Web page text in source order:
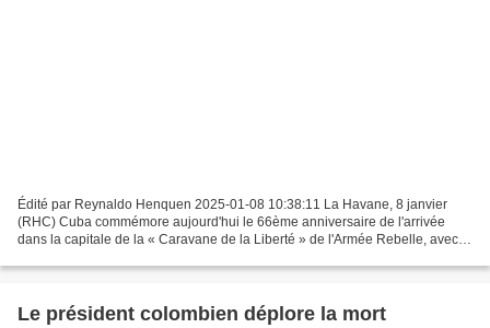
Édité par Reynaldo Henquen 2025-01-08 10:38:11 La Havane, 8 janvier
(RHC) Cuba commémore aujourd'hui le 66ème anniversaire de l'arrivée
dans la capitale de la « Caravane de la Liberté » de l'Armée Rebelle, avec
Le président colombien déplore la mort